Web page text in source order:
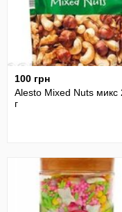
100 грн
Alesto Mixed Nuts микс
г